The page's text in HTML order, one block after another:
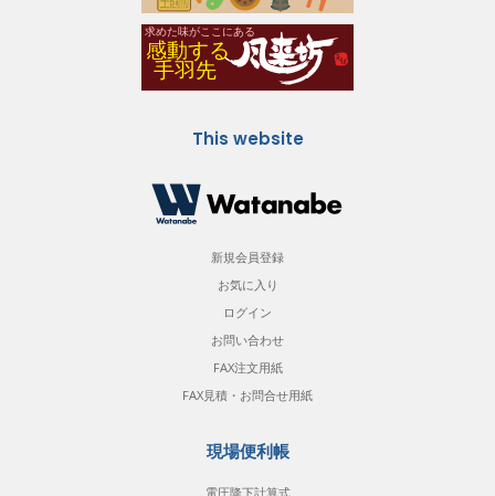
This website
新規会員登録
お気に入り
ログイン
お問い合わせ
FAX注文用紙
FAX見積・お問合せ用紙
現場便利帳
電圧降下計算式